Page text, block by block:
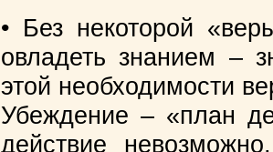
• Без некоторой
овладеть знанием –
этой необходимости
Убеждение – «план
действие